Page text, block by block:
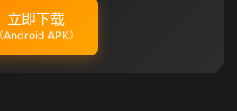
立即下载
（Android APK）